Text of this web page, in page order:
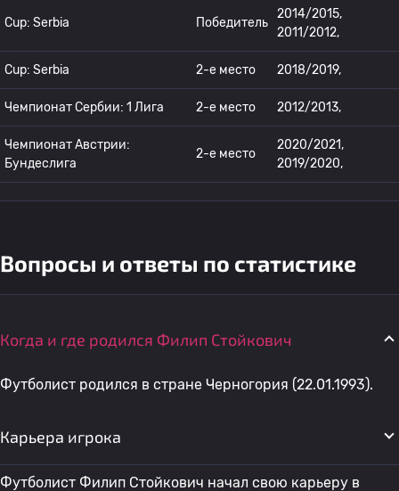
Cup: Serbia Победитель
2014/2015,
2011/2012,
Cup: Serbia 2-е место 2018/2019,
Чемпионат Сербии: 1 Лига 2-е место 2012/2013,
Чемпионат Австрии:
Бундеслига
2-е место
2020/2021,
2019/2020,
Вопросы и ответы по статистике
Когда и где родился Филип Стойкович
Футболист родился в стране Черногория (22.01.1993).
Карьера игрока
Футболист Филип Стойкович начал свою карьеру в